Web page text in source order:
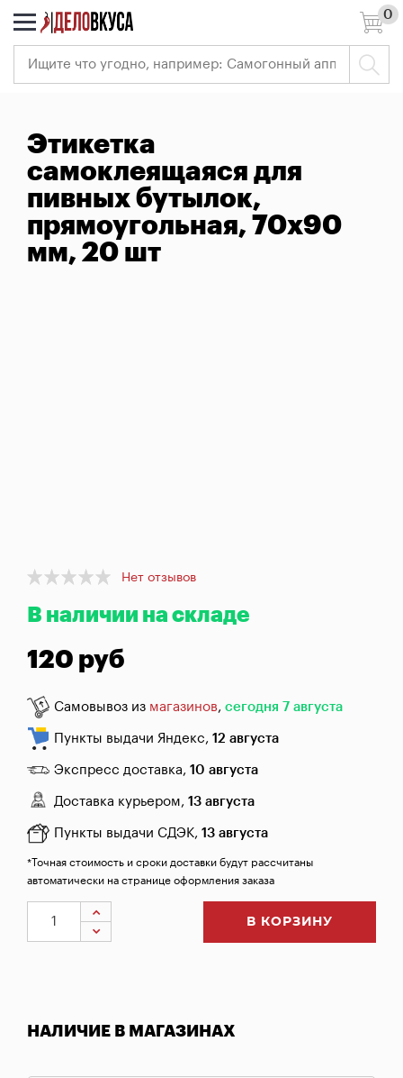
7 (495) 966-41-40
Ваш
регион:
Регистрация
Самогоноварение
Пивоварение
Коптильни
магазинов
заказ
Заказать
0
Этикетка
самоклеящаяся для
пивных бутылок,
прямоугольная, 70х90
мм, 20 шт
Item
of
Нет отзывов
В наличии на складе
120 руб
Самовывоз из магазинов, сегодня 7 августа
Пункты выдачи Яндекс, 12 августа
Экспресс доставка, 10 августа
Доставка курьером, 13 августа
Пункты выдачи СДЭК, 13 августа
*Точная стоимость и сроки доставки будут рассчитаны
автоматически на странице оформления заказа
В КОРЗИНУ
НАЛИЧИЕ В МАГАЗИНАХ